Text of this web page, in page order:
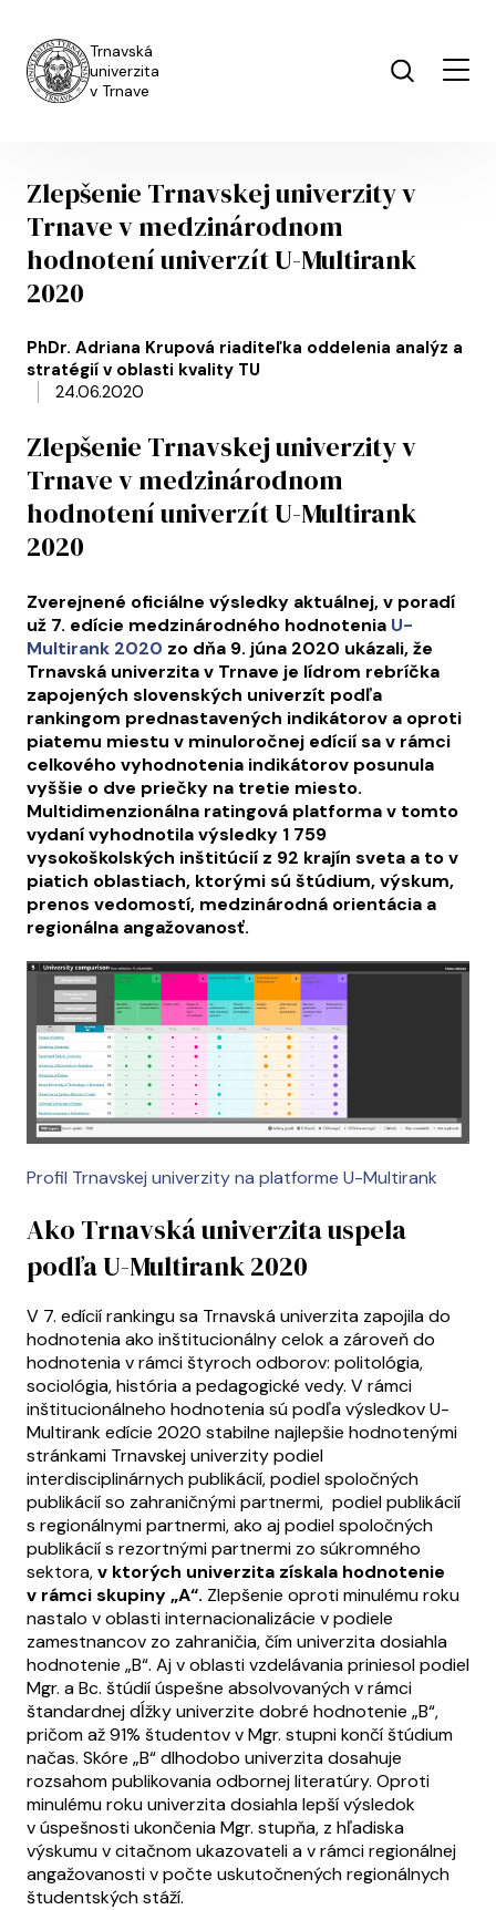
Trnavská
univerzita
v Trnave
Zlepšenie Trnavskej univerzity v
Trnave v medzinárodnom
hodnotení univerzít U-Multirank
2020
PhDr. Adriana Krupová riaditeľka oddelenia analýz a
stratégií v oblasti kvality TU
24.06.2020
Zlepšenie Trnavskej univerzity v
Trnave v medzinárodnom
hodnotení univerzít U-Multirank
2020
Zverejnené oficiálne výsledky aktuálnej, v poradí
už 7. edície medzinárodného hodnotenia U-
Multirank 2020 zo dňa 9. júna 2020 ukázali, že
Trnavská univerzita v Trnave je lídrom rebríčka
zapojených slovenských univerzít podľa
rankingom prednastavených indikátorov a oproti
piatemu miestu v minuloročnej edícií sa v rámci
celkového vyhodnotenia indikátorov posunula
vyššie o dve priečky na tretie miesto.
Multidimenzionálna ratingová platforma v tomto
vydaní vyhodnotila výsledky 1 759
vysokoškolských inštitúcií z 92 krajín sveta a to v
piatich oblastiach, ktorými sú štúdium, výskum,
prenos vedomostí, medzinárodná orientácia a
regionálna angažovanosť.
Profil Trnavskej univerzity na platforme U-Multirank
Ako Trnavská univerzita uspela
podľa U-Multirank 2020
V 7. edícií rankingu sa Trnavská univerzita zapojila do
hodnotenia ako inštitucionálny celok a zároveň do
hodnotenia v rámci štyroch odborov: politológia,
sociológia, história a pedagogické vedy. V rámci
inštitucionálneho hodnotenia sú podľa výsledkov U-
Multirank edície 2020 stabilne najlepšie hodnotenými
stránkami Trnavskej univerzity podiel
interdisciplinárnych publikácií, podiel spoločných
publikácií so zahraničnými partnermi, podiel publikácií
s regionálnymi partnermi, ako aj podiel spoločných
publikácií s rezortnými partnermi zo súkromného
sektora,v ktorých univerzita získala hodnotenie
v rámci skupiny „A“. Zlepšenie oproti minulému roku
nastalo v oblasti internacionalizácie v podiele
zamestnancov zo zahraničia, čím univerzita dosiahla
hodnotenie „B“. Aj v oblasti vzdelávania priniesol podiel
Mgr. a Bc. štúdií úspešne absolvovaných v rámci
štandardnej dĺžky univerzite dobré hodnotenie „B“,
pričom až 91% študentov v Mgr. stupni končí štúdium
načas. Skóre „B“ dlhodobo univerzita dosahuje
rozsahom publikovania odbornej literatúry. Oproti
minulému roku univerzita dosiahla lepší výsledok
v úspešnosti ukončenia Mgr. stupňa, z hľadiska
výskumu v citačnom ukazovateli a v rámci regionálnej
angažovanosti v počte uskutočnených regionálnych
študentských stáží.